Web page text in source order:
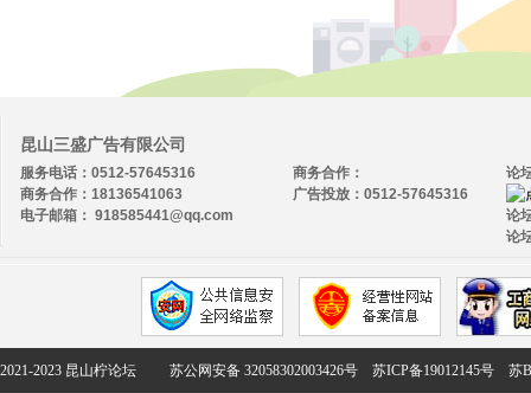
昆山三盛广告有限公司
服务电话：0512-57645316
商务合作：18136541063
电子邮箱： 918585441@qq.com
论
论
论
商务合作：
广告投放：0512-57645316
2021-2023 昆山柠论坛 苏公网安备 32058302003426号 苏ICP备19012145号 苏